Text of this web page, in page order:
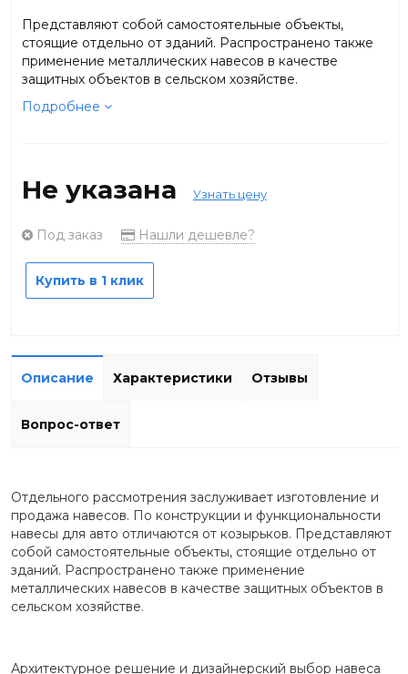
Представляют собой самостоятельные объекты,
стоящие отдельно от зданий. Распространено также
применение металлических навесов в качестве
защитных объектов в сельском хозяйстве.
Подробнее
Не указана Узнать цену
Под заказ Нашли дешевле?
Купить в 1 клик
Описание Характеристики Отзывы
Вопрос-ответ
Отдельного рассмотрения заслуживает изготовление и
продажа навесов. По конструкции и функциональности
навесы для авто отличаются от козырьков. Представляют
собой самостоятельные объекты, стоящие отдельно от
зданий. Распространено также применение
металлических навесов в качестве защитных объектов в
сельском хозяйстве.
Архитектурное решение и дизайнерский выбор навеса